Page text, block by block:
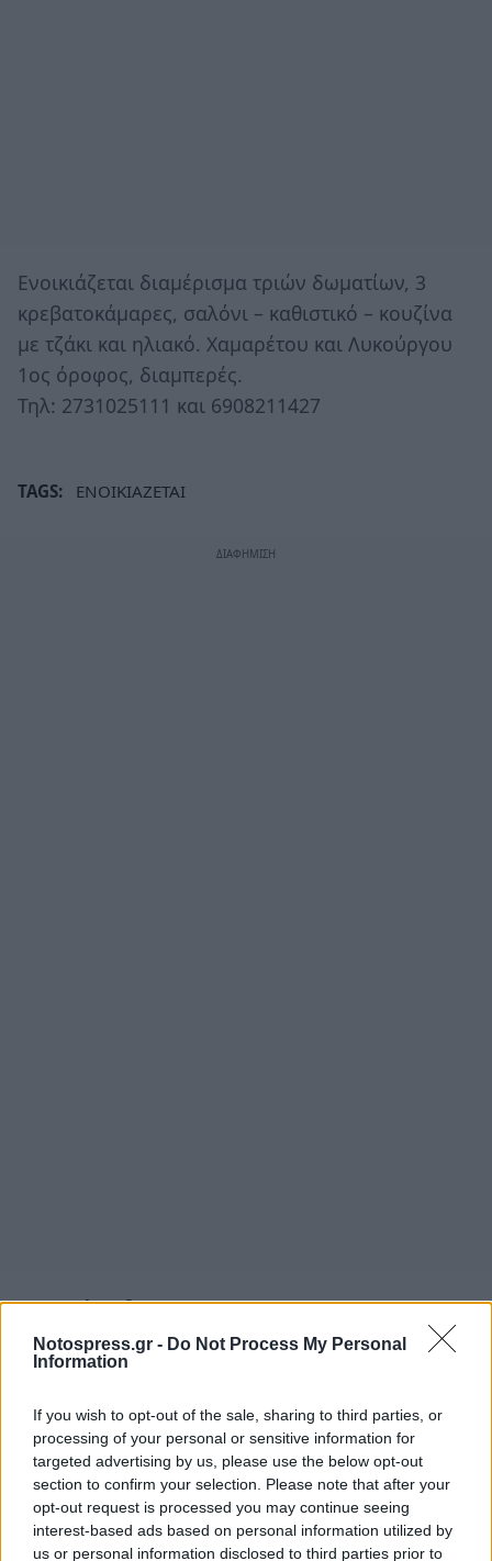
Notospress.gr - Do Not Process My Personal
Information
If you wish to opt-out of the sale, sharing to third parties, or
processing of your personal or sensitive information for
targeted advertising by us, please use the below opt-out
section to confirm your selection. Please note that after your
opt-out request is processed you may continue seeing
interest-based ads based on personal information utilized by
us or personal information disclosed to third parties prior to
Ενοικιάζεται διαμέρισμα τριών δωματίων, 3
κρεβατοκάμαρες, σαλόνι – καθιστικό – κουζίνα
με τζάκι και ηλιακό. Χαμαρέτου και Λυκούργου
1ος όροφος, διαμπερές.
Τηλ: 2731025111 και 6908211427
TAGS: ΕΝΟΙΚΙΑΖΕΤΑΙ
Σχετικά Άρθρα